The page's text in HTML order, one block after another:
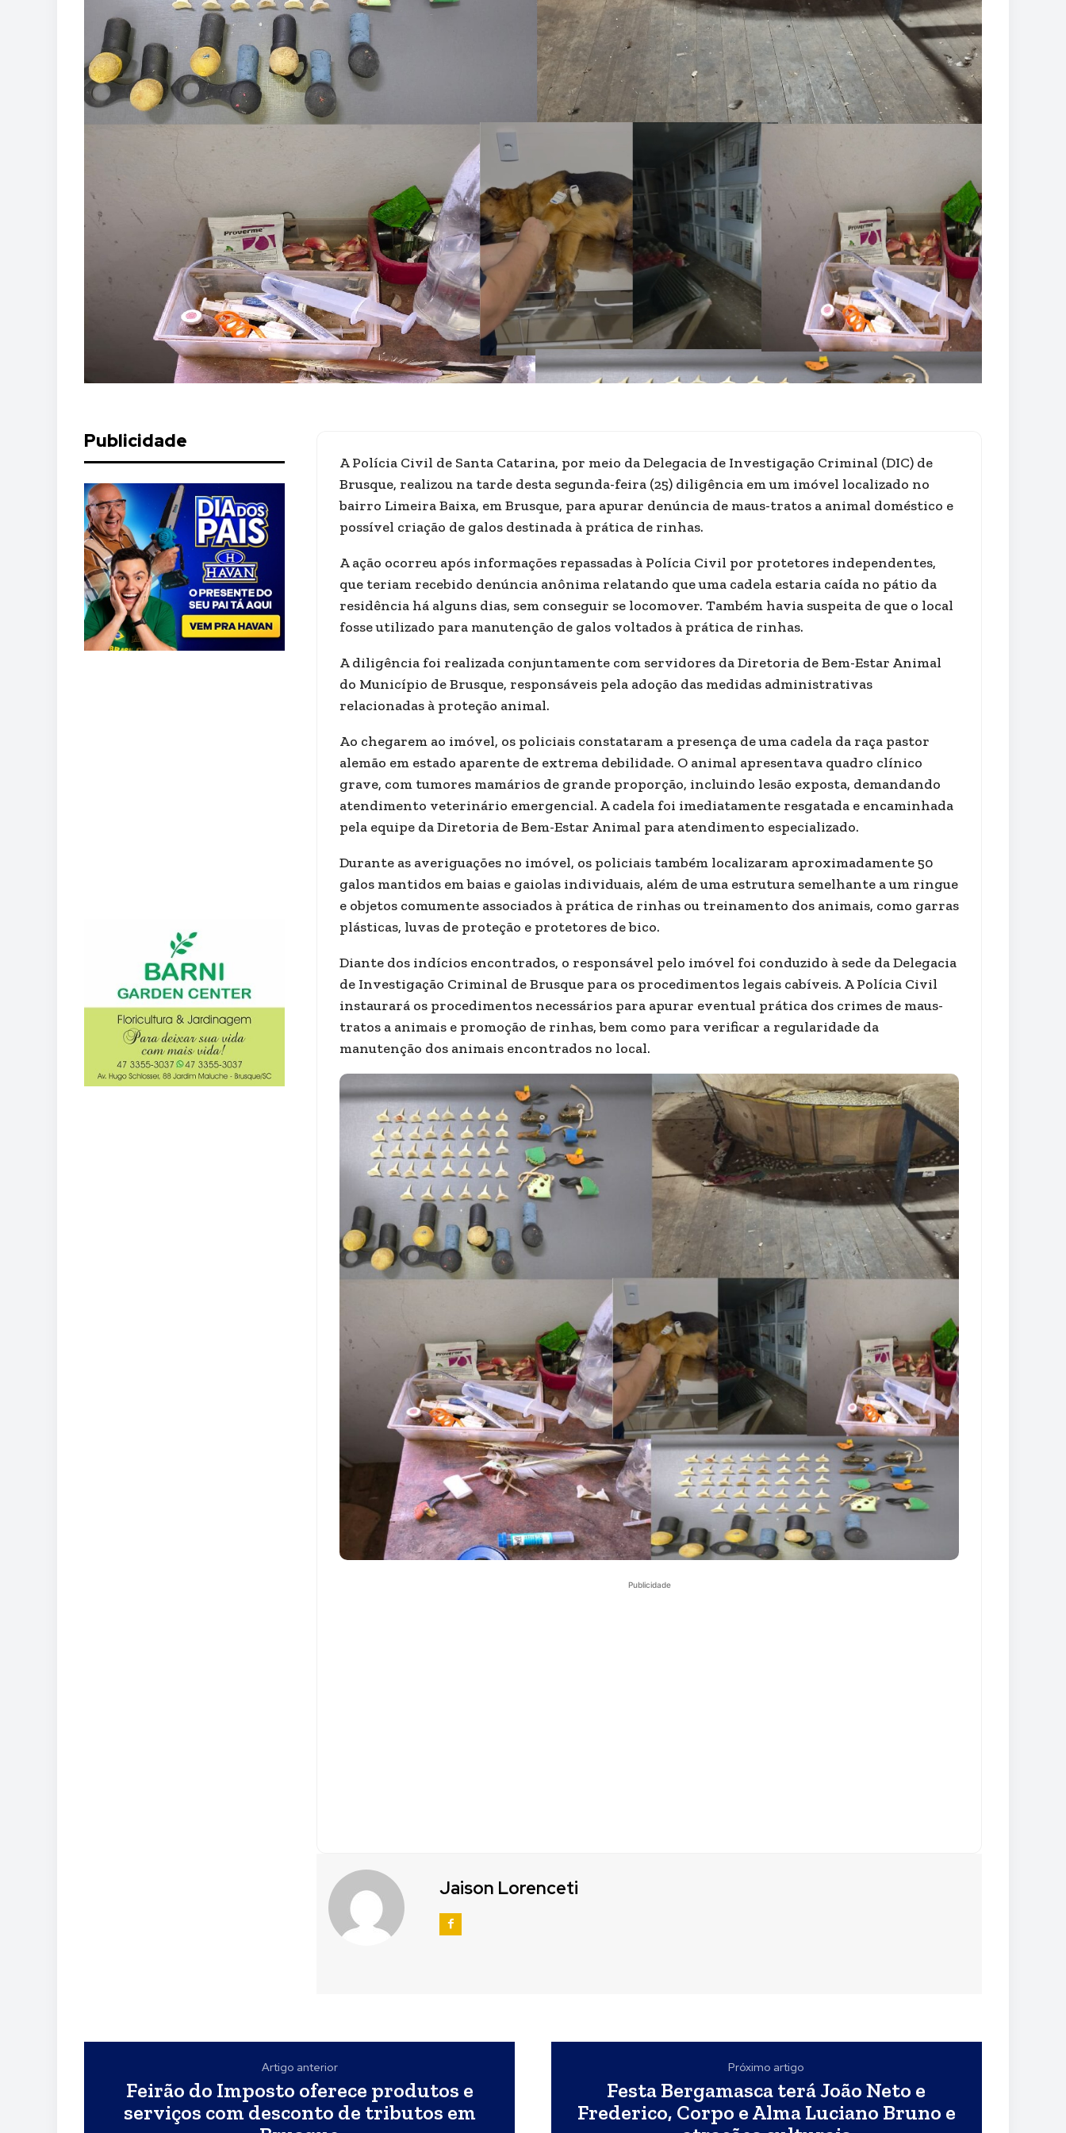
Publicidade
A Polícia Civil de Santa Catarina, por meio da Delegacia de Investigação Criminal (DIC) de
Brusque, realizou na tarde desta segunda-feira (25) diligência em um imóvel localizado no
bairro Limeira Baixa, em Brusque, para apurar denúncia de maus-tratos a animal doméstico e
possível criação de galos destinada à prática de rinhas.
A ação ocorreu após informações repassadas à Polícia Civil por protetores independentes,
que teriam recebido denúncia anônima relatando que uma cadela estaria caída no pátio da
residência há alguns dias, sem conseguir se locomover. Também havia suspeita de que o local
fosse utilizado para manutenção de galos voltados à prática de rinhas.
A diligência foi realizada conjuntamente com servidores da Diretoria de Bem-Estar Animal
do Município de Brusque, responsáveis pela adoção das medidas administrativas
relacionadas à proteção animal.
Ao chegarem ao imóvel, os policiais constataram a presença de uma cadela da raça pastor
alemão em estado aparente de extrema debilidade. O animal apresentava quadro clínico
grave, com tumores mamários de grande proporção, incluindo lesão exposta, demandando
atendimento veterinário emergencial. A cadela foi imediatamente resgatada e encaminhada
pela equipe da Diretoria de Bem-Estar Animal para atendimento especializado.
Durante as averiguações no imóvel, os policiais também localizaram aproximadamente 50
galos mantidos em baias e gaiolas individuais, além de uma estrutura semelhante a um ringue
e objetos comumente associados à prática de rinhas ou treinamento dos animais, como garras
plásticas, luvas de proteção e protetores de bico.
Diante dos indícios encontrados, o responsável pelo imóvel foi conduzido à sede da Delegacia
de Investigação Criminal de Brusque para os procedimentos legais cabíveis. A Polícia Civil
instaurará os procedimentos necessários para apurar eventual prática dos crimes de maus-
tratos a animais e promoção de rinhas, bem como para verificar a regularidade da
manutenção dos animais encontrados no local.
Publicidade
Jaison Lorenceti
Artigo anterior
Feirão do Imposto oferece produtos e
serviços com desconto de tributos em
Próximo artigo
Festa Bergamasca terá João Neto e
Frederico, Corpo e Alma Luciano Bruno e